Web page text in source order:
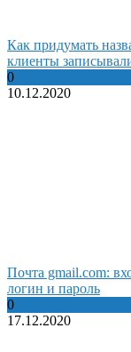
Как придумать
клиенты
0
10.12.2020
Почта gmail.com:
логин и пароль
0
17.12.2020